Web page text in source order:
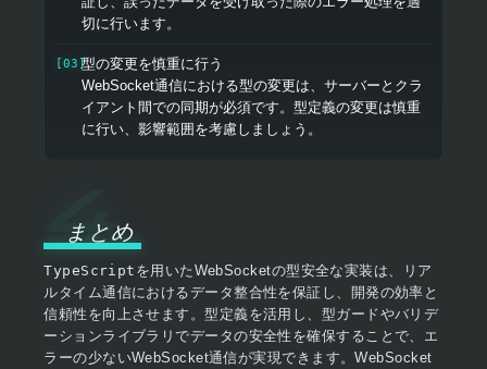
切に行います。
型の変更を慎重に行う
WebSocket通信における型の変更は、サーバーとクラ
イアント間での同期が必須です。型定義の変更は慎重
に行い、影響範囲を考慮しましょう。
まとめ
TypeScript を用いたWebSocketの型安全な実装は、リア
ルタイム通信におけるデータ整合性を保証し、開発の効率と
信頼性を向上させます。型定義を活用し、型ガードやバリデ
ーションライブラリでデータの安全性を確保することで、エ
ラーの少ないWebSocket通信が実現できます。WebSocket